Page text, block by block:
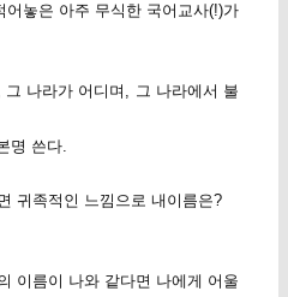
놓은 아주 무식한 국어교사(!)가
그 나라가 어디며, 그 나라에서 불
명 쓴다.
귀족적인 느낌으로 내이름은?
이름이 나와 같다면 나에게 어울